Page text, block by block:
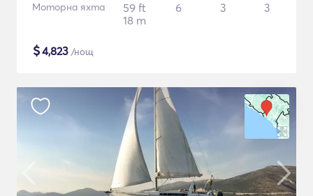
Моторна яхта
59 ft
18 m
6 3 3
$4,823 /нощ